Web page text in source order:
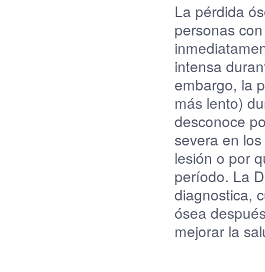
La pérdida
personas
intensa
embargo, la
más lento)
desconoce
severa en los
lesión o por
período. La
diagnostica,
ósea
mejorar la